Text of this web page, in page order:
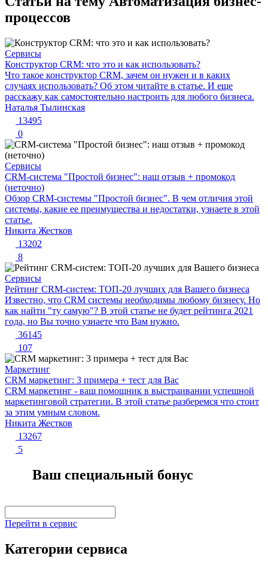
процессов
Сервисы
Конструктор CRM: что это и как использовать?
Что такое конструктор CRM, зачем он нужен и в каких
случаях использовать? Об этом читайте в статье. И еще
расскажу как самостоятельно настроить для любого бизнеса.
Наталья Тылинская
13495
0
Сервисы
CRM-система "Простой бизнес": наш отзыв + промокод
(неточно)
Обзор CRM-системы "Простой бизнес". В чем отличия этой
системы, какие ее преимущества и недостатки, узнаете в этой
статье.
Никита Жестков
13202
8
Сервисы
Рейтинг CRM-систем: ТОП-20 лучших для Вашего бизнеса
Известно, что CRM системы необходимы любому бизнесу. Но
как найти "ту самую"? В этой статье не будет рейтинга 2021
года, но Вы точно узнаете что Вам нужно.
36145
107
Маркетинг
CRM маркетинг: 3 примера + тест для Вас
CRM маркетинг - ваш помощник в выстраивании успешной
маркетинговой стратегии. В этой статье разберемся что стоит
за этим умным словом.
Никита Жестков
13267
5
Ваш специальный бонус
Перейти в сервис
Категории сервиса